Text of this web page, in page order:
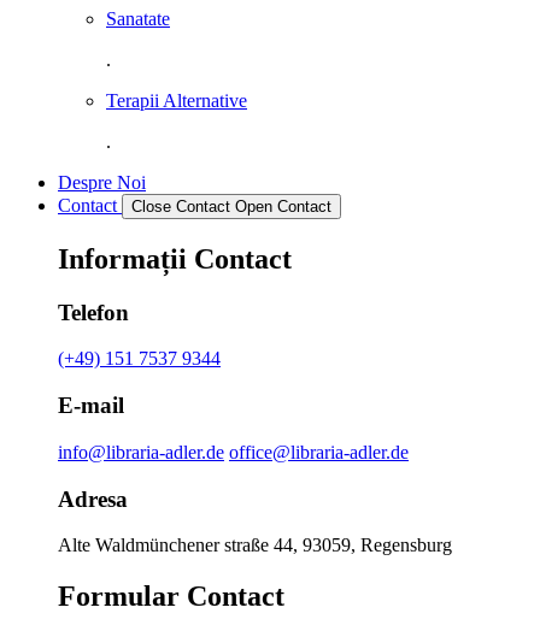
Sanatate
.
Terapii Alternative
.
Despre Noi
Contact
Close Contact Open Contact
Informații Contact
Telefon
(+49) 151 7537 9344
E-mail
info@libraria-adler.de office@libraria-adler.de
Adresa
Alte Waldmünchener straße 44, 93059, Regensburg
Formular Contact